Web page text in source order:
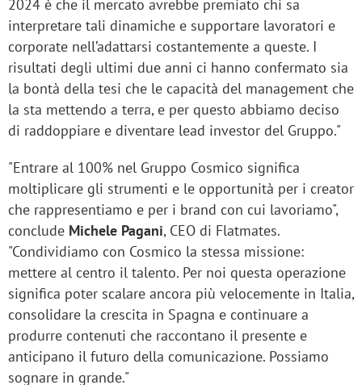
2024 è che il mercato avrebbe premiato chi sa
interpretare tali dinamiche e supportare lavoratori e
corporate nell’adattarsi costantemente a queste. I
risultati degli ultimi due anni ci hanno confermato sia
la bontà della tesi che le capacità del management che
la sta mettendo a terra, e per questo abbiamo deciso
di raddoppiare e diventare lead investor del Gruppo."
"Entrare al 100% nel Gruppo Cosmico significa
moltiplicare gli strumenti e le opportunità per i creator
che rappresentiamo e per i brand con cui lavoriamo",
conclude Michele Pagani, CEO di Flatmates.
"Condividiamo con Cosmico la stessa missione:
mettere al centro il talento. Per noi questa operazione
significa poter scalare ancora più velocemente in Italia,
consolidare la crescita in Spagna e continuare a
produrre contenuti che raccontano il presente e
anticipano il futuro della comunicazione. Possiamo
sognare in grande."